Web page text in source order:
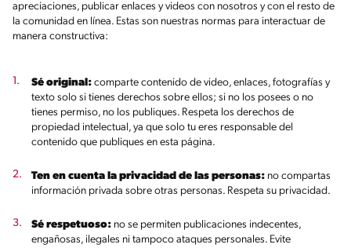
apreciaciones, publicar enlaces y videos con nosotros y con el resto de
la comunidad en línea. Estas son nuestras normas para interactuar de
manera constructiva:
Sé original: comparte contenido de video, enlaces, fotografías y
texto solo si tienes derechos sobre ellos; si no los posees o no
tienes permiso, no los publiques. Respeta los derechos de
propiedad intelectual, ya que solo tu eres responsable del
contenido que publiques en esta página.
Ten en cuenta la privacidad de las personas: no compartas
información privada sobre otras personas. Respeta su privacidad.
Sé respetuoso: no se permiten publicaciones indecentes,
engañosas, ilegales ni tampoco ataques personales. Evite